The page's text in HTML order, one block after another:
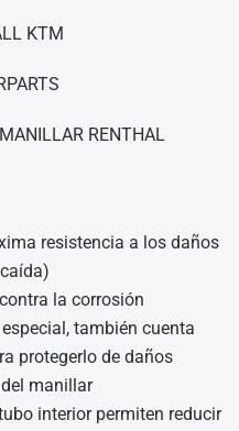
KTM
RENTHAL
resistencia a los daños
la corrosión
también cuenta
protegerlo de daños
manillar
interior permiten reducir